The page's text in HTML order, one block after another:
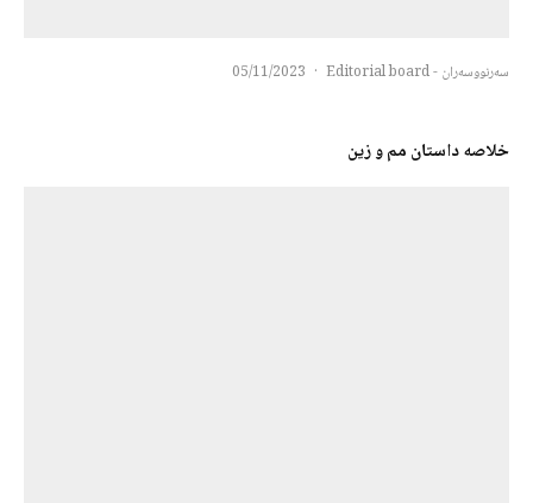
سەرنووسەران - Editorial board ·
05/11/2023
خلاصه داستان مم و زین